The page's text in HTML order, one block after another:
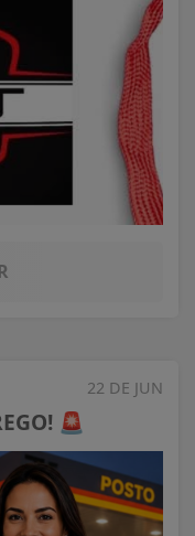
22 DE JUN
🚨